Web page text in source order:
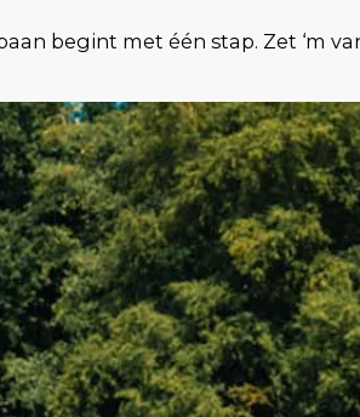
begint met één stap. Zet ‘m